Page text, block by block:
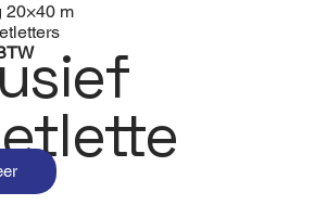
20×40 m